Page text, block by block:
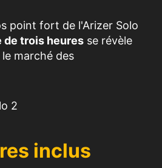
point fort de l'Arizer Solo
de trois heures se révèle
marché des
inclus